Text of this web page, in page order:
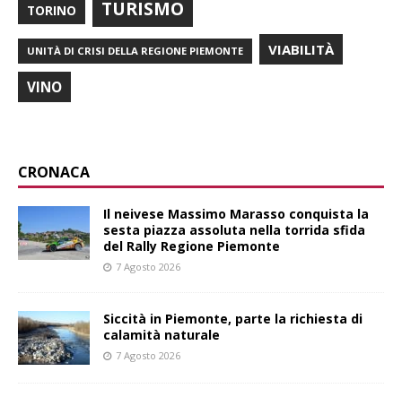
TORINO TURISMO
UNITÀ DI CRISI DELLA REGIONE PIEMONTE VIABILITÀ
VINO
CRONACA
Il neivese Massimo Marasso conquista la
sesta piazza assoluta nella torrida sfida
del Rally Regione Piemonte
7 Agosto 2026
Siccità in Piemonte, parte la richiesta di
calamità naturale
7 Agosto 2026